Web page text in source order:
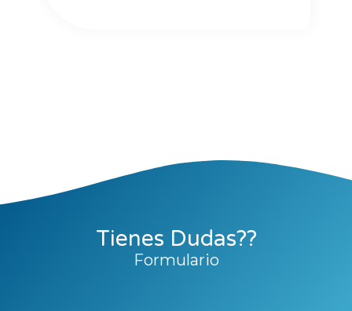
Tienes Dudas??
Formulario